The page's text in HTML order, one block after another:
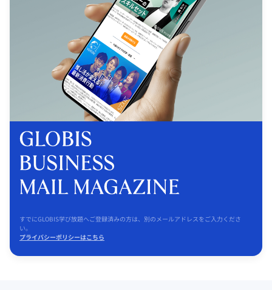
すでにGLOBIS学び放題へご登録済みの方は、別のメールアドレスをご入力くださ
い。
プライバシーポリシーはこちら